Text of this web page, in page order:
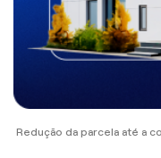
Redução da parcela até a